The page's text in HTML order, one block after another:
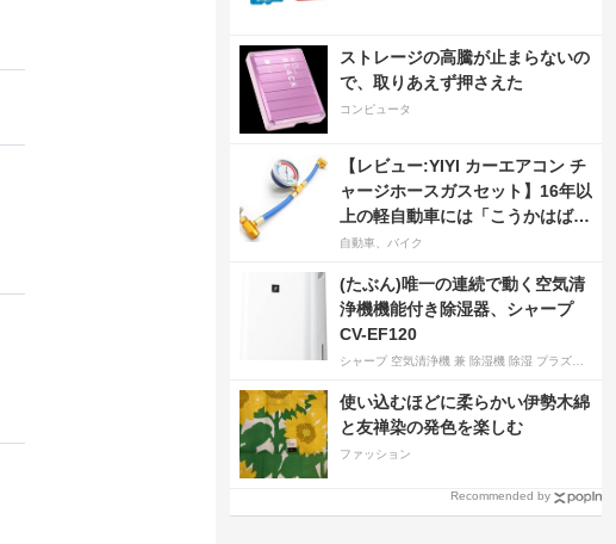
ストレージの高騰が止まらないの
で、取りあえず押さえた
コンピュータ
【レビュー:YIYI カーエアコン チ
ャージホースガスセット】16年以
上の軽自動車には「こうかはばつ
ぐんだ」が…
自動車、バイク
(たぶん)唯一の連続で動く空気清
浄機機能付き除湿器、シャープ
CV-EF120
使い込むほどに柔らかい伊勢木綿
と友禅染の発色を楽しむ
ファッション
Recommended by